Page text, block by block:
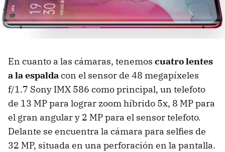
En cuanto a las cámaras, tenemos cuatro lentes
a la espaldacon el sensor de 48 megapíxeles
f/1.7 Sony IMX 586 como principal, un telefoto
de 13 MP para lograr zoom híbrido 5x, 8 MP para
el gran angular y 2 MP para el sensor telefoto.
Delante se encuentra la cámara para selfies de
32 MP, situada en una perforación en la pantalla.